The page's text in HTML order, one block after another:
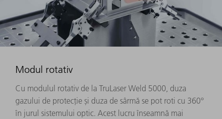
Modul rotativ
Cu modulul rotativ de la TruLaser Weld 5000, duza
gazului de protecție și duza de sârmă se pot roti cu 360°
în jurul sistemului optic. Acest lucru înseamnă mai